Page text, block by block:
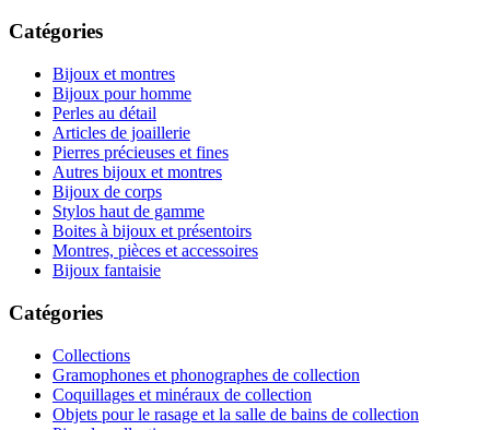
Catégories
Bijoux et montres
Bijoux pour homme
Perles au détail
Articles de joaillerie
Pierres précieuses et fines
Autres bijoux et montres
Bijoux de corps
Stylos haut de gamme
Boites à bijoux et présentoirs
Montres, pièces et accessoires
Bijoux fantaisie
Catégories
Collections
Gramophones et phonographes de collection
Coquillages et minéraux de collection
Objets pour le rasage et la salle de bains de collection